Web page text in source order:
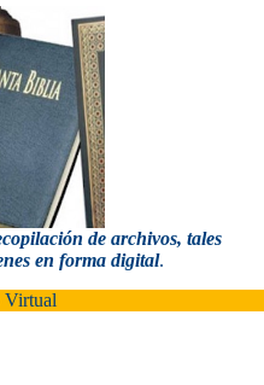
de archivos, tales
en forma digital.
Virtual